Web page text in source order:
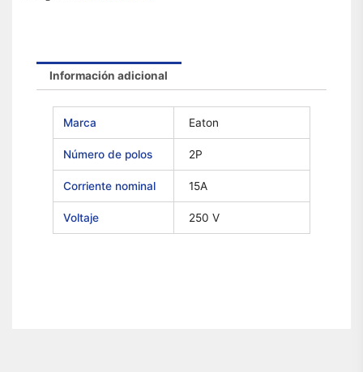
Información adicional
Marca Eaton
Número de polos 2P
Corriente nominal 15A
Voltaje 250 V